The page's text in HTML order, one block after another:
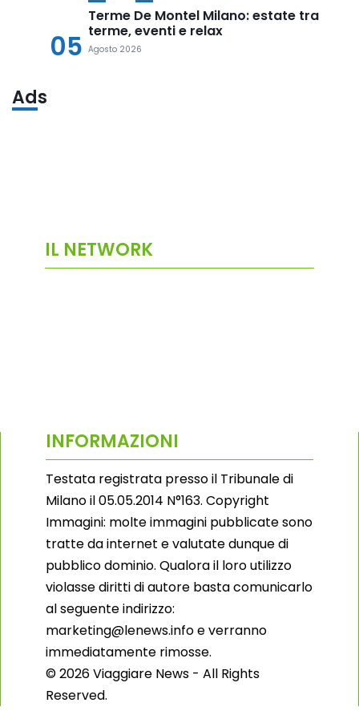
05
Terme De Montel Milano: estate tra
terme, eventi e relax
Agosto 2026
Ads
IL NETWORK
INFORMAZIONI
Testata registrata presso il Tribunale di
Milano il 05.05.2014 N°163. Copyright
Immagini: molte immagini pubblicate sono
tratte da internet e valutate dunque di
pubblico dominio. Qualora il loro utilizzo
violasse diritti di autore basta comunicarlo
al seguente indirizzo:
marketing@lenews.info e verranno
immediatamente rimosse.
© 2026 Viaggiare News - All Rights
Reserved.